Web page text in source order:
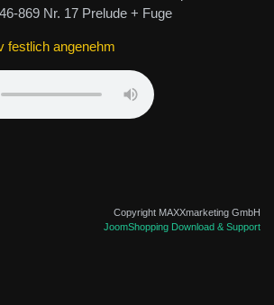
869 Nr. 17 Prelude + Fuge
festlich angenehm
Copyright MAXXmarketing GmbH
JoomShopping Download & Support